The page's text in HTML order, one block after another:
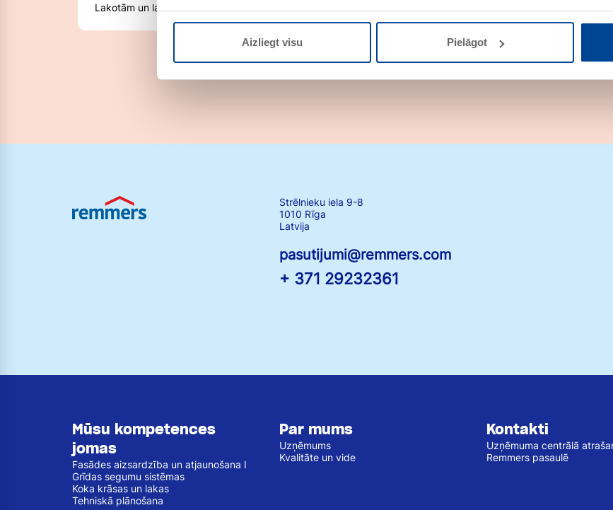
Aizliegt visu Pielāgot
Lakotām un lazētām ārdurvīm
Strēlnieku iela 9-8
1010 Rīga
Latvija
pasutijumi@remmers.com
+ 371 29232361
Mūsu kompetences
jomas
Fasādes aizsardzība un atjaunošana I
Grīdas segumu sistēmas
Koka krāsas un lakas
Tehniskā plānošana
Par mums
Uzņēmums
Kvalitāte un vide
Kontakti
Uzņēmuma centrālā
Remmers pasaulē